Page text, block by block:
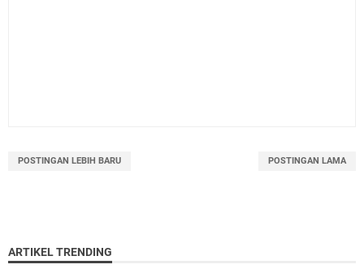
POSTINGAN LEBIH BARU POSTINGAN LAMA
ARTIKEL TRENDING